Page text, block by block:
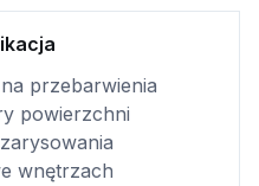
przebarwienia
powierzchni
wnętrzach